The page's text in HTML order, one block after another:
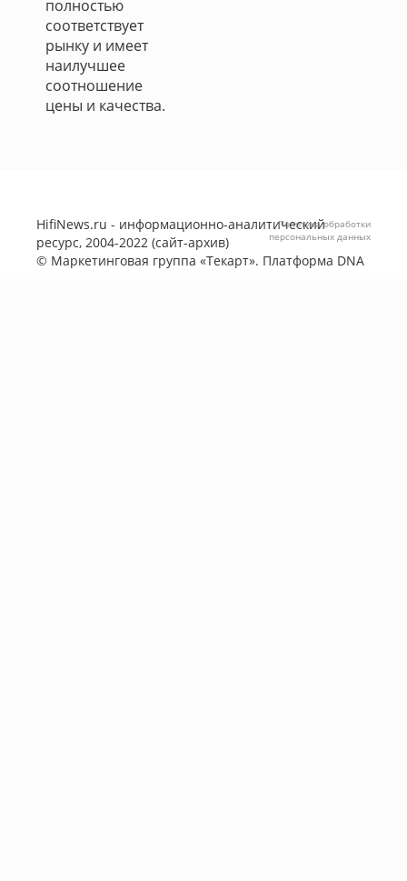
полностью
соответствует
рынку и имеет
наилучшее
соотношение
цены и качества.
HifiNews.ru - информационно-аналитический
ресурс, 2004-2022 (сайт-архив)
© Маркетинговая группа «Текарт». Платформа DNA
Политика обработки
персональных данных